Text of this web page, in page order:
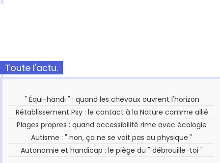
Toute l'actu.
" Équi-handi " : quand les chevaux ouvrent l'horizon
Rétablissement Psy : le contact à la Nature comme allié
Plages propres : quand accessibilité rime avec écologie
Autisme : " non, ça ne se voit pas au physique "
Autonomie et handicap : le piège du " débrouille-toi "